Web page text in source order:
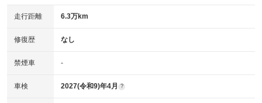
走行距離 6.3万km
修復歴 なし
禁煙車 -
車検 2027(令和9)年4月 ?